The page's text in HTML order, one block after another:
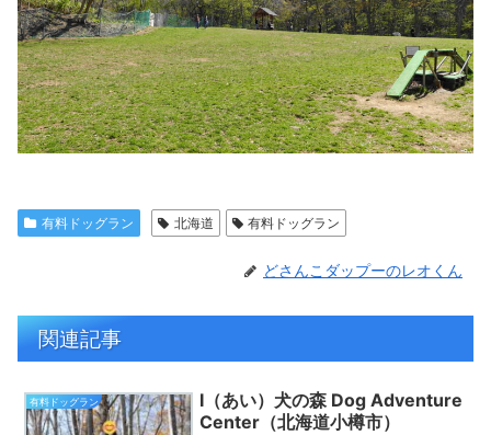
有料ドッグラン 北海道 有料ドッグラン
どさんこダップーのレオくん
関連記事
有料ドッグラン
I（あい）犬の森 Dog Adventure
Center（北海道小樽市）